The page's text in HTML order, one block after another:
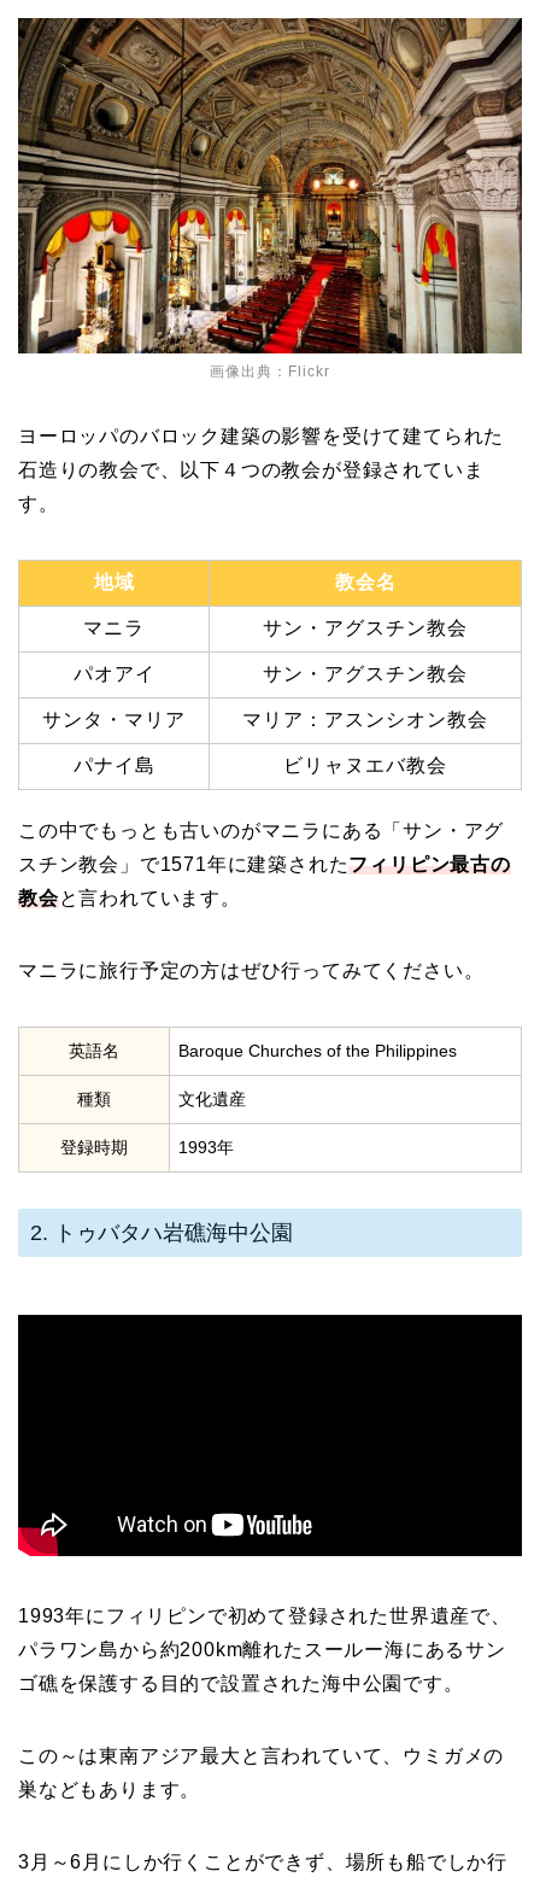
画像出典：Flickr
ヨーロッパのバロック建築の影響を受けて建てられた
石造りの教会で、以下４つの教会が登録されていま
す。
地域 教会名
マニラ サン・アグスチン教会
パオアイ サン・アグスチン教会
サンタ・マリア マリア：アスンシオン教会
パナイ島 ビリャヌエバ教会
この中でもっとも古いのがマニラにある「サン・アグ
スチン教会」で1571年に建築されたフィリピン最古の
教会と言われています。
マニラに旅行予定の方はぜひ行ってみてください。
英語名 Baroque Churches of the Philippines
種類 文化遺産
登録時期 1993年
2. トゥバタハ岩礁海中公園
1993年にフィリピンで初めて登録された世界遺産で、
パラワン島から約200km離れたスールー海にあるサン
ゴ礁を保護する目的で設置された海中公園です。
この～は東南アジア最大と言われていて、ウミガメの
巣などもあります。
3 月～6 月にしか行くことができず、場所も船でしか行